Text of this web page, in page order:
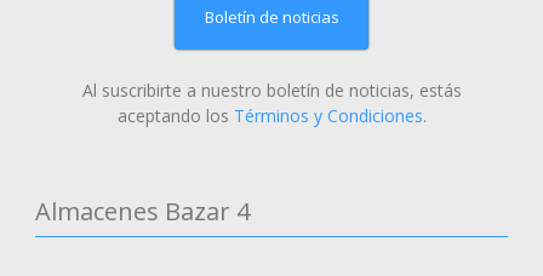
Boletín de noticias
Al suscribirte a nuestro boletín de noticias, estás
aceptando los Términos y Condiciones.
Almacenes Bazar 4